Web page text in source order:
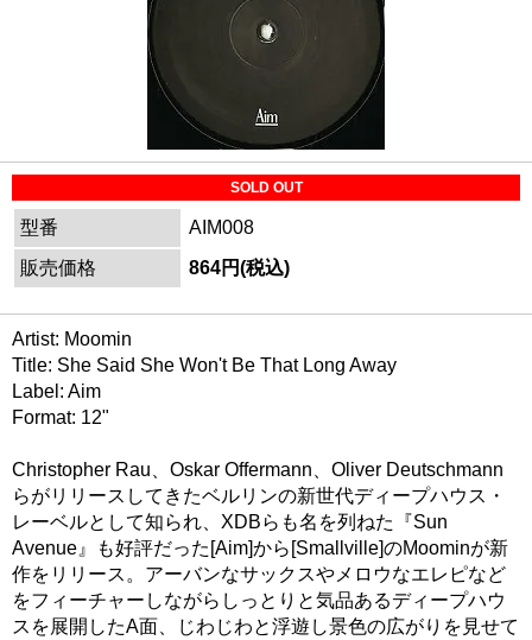
SOLD OUT
型番
AIM008
販売価格
864円(税込)
Artist: Moomin
Title: She Said She Won't Be That Long Away
Label: Aim
Format: 12"
Christopher Rau、Oskar Offermann、Oliver Deutschmann
らがリリースしてきたベルリンの新世代ディープハウス・
レーベルとして知られ、XDBらも名を列ねた『Sun
Avenue』も好評だった[Aim]から[Smallville]のMoominが新
作をリリース。アーバンなサックスやメロウなエレピなど
をフィーチャーしながらしっとりと気品あるディープハウ
スを展開したA面、じわじわと浮遊し景色の広がりを見せて